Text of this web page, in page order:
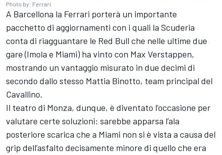
Photo by: Ferrari
A Barcellona la Ferrari porterà un importante
pacchetto di aggiornamenti con i quali la Scuderia
conta di riagguantare le Red Bull che nelle ultime due
gare (Imola e Miami) ha vinto con Max Verstappen,
mostrando un vantaggio misurato in due decimi di
secondo dallo stesso Mattia Binotto, team principal del
Cavallino.
Il teatro di Monza, dunque, è diventato l’occasione per
valutare certe soluzioni: sarebbe apparsa l’ala
posteriore scarica che a Miami non si è vista a causa del
grip dell’asfalto decisamente minore di quello che era